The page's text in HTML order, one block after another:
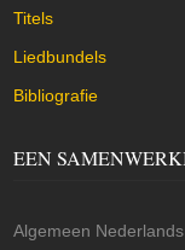
Titels
Liedbundels
Bibliografie
EEN
Algemeen